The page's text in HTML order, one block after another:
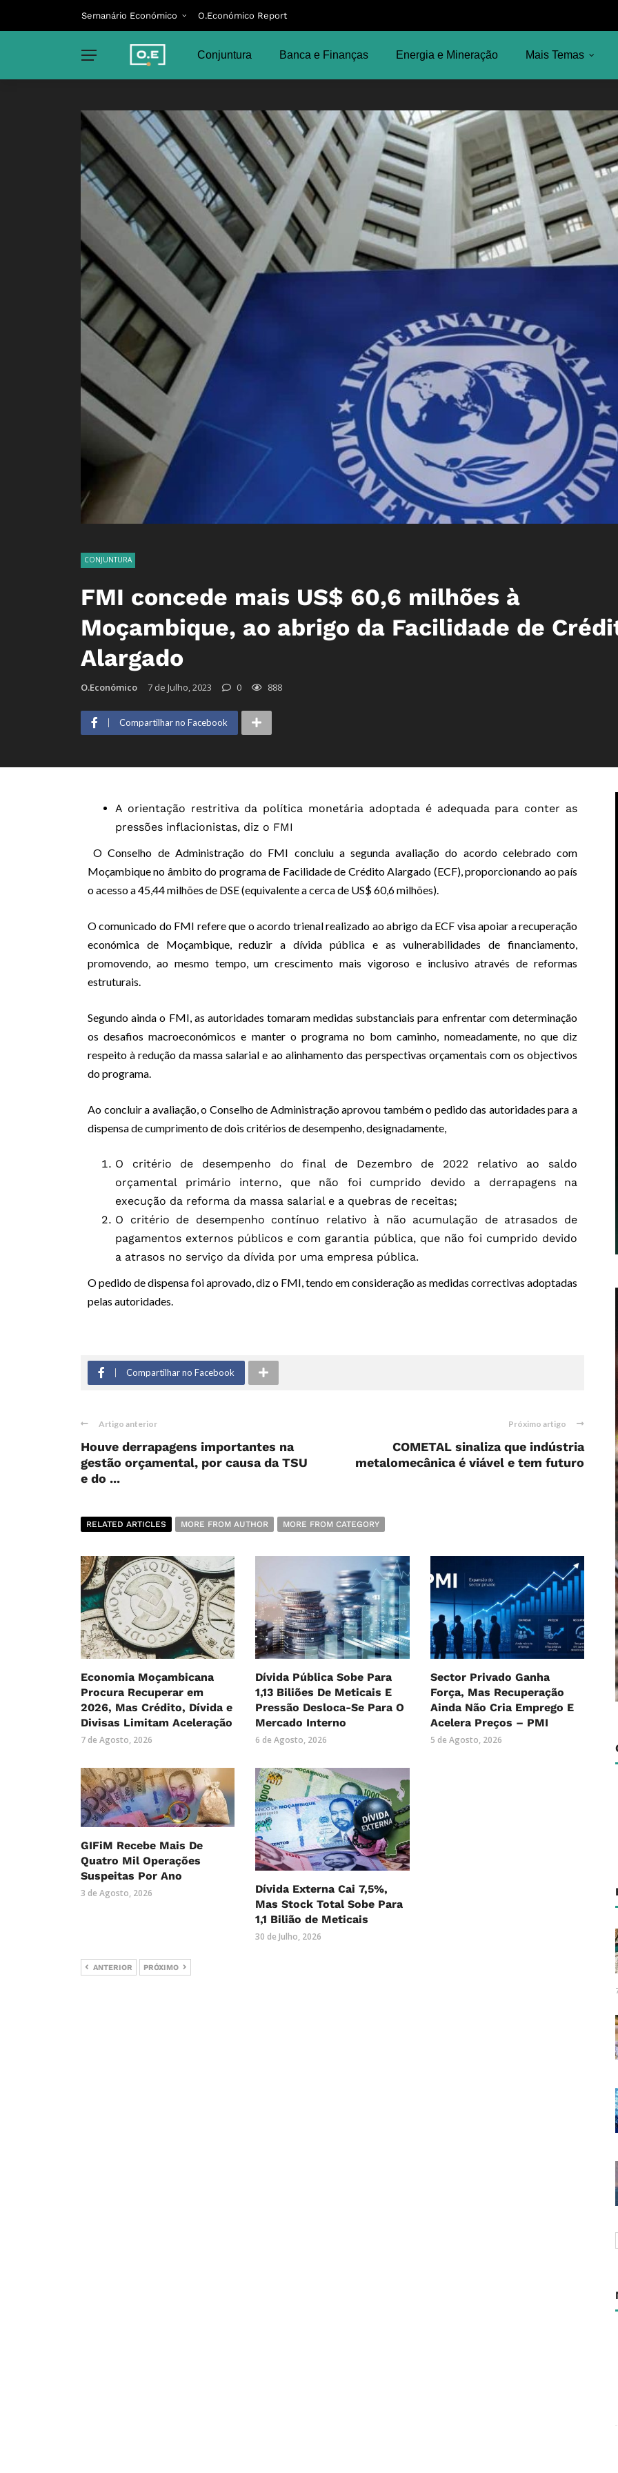
Semanário Económico O.Económico Report
Conjuntura Banca e Finanças Energia e Mineração Mais Temas
CONJUNTURA
FMI concede mais US$ 60,6 milhões à
Moçambique, ao abrigo da Facilidade de
Alargado
O.Económico 7 de Julho, 2023 0 888
Compartilhar no Facebook
A orientação restritiva da política monetária adoptada é adequada para conter as
pressões inflacionistas, diz o FMI
O Conselho de Administração do FMI concluiu a segunda avaliação do acordo celebrado com
Moçambique no âmbito do programa de Facilidade de Crédito Alargado (ECF), proporcionando ao país
o acesso a 45,44 milhões de DSE (equivalente a cerca de US$ 60,6 milhões).
O comunicado do FMI refere que o acordo trienal realizado ao abrigo da ECF visa apoiar a recuperação
económica de Moçambique, reduzir a dívida pública e as vulnerabilidades de financiamento,
promovendo, ao mesmo tempo, um crescimento mais vigoroso e inclusivo através de reformas
estruturais.
Segundo ainda o FMI, as autoridades tomaram medidas substanciais para enfrentar com determinação
os desafios macroeconómicos e manter o programa no bom caminho, nomeadamente, no que diz
respeito à redução da massa salarial e ao alinhamento das perspectivas orçamentais com os objectivos
do programa.
Ao concluir a avaliação, o Conselho de Administração aprovou também o pedido das autoridades para a
dispensa de cumprimento de dois critérios de desempenho, designadamente,
O critério de desempenho do final de Dezembro de 2022 relativo ao saldo
orçamental primário interno, que não foi cumprido devido a derrapagens na
execução da reforma da massa salarial e a quebras de receitas;
O critério de desempenho contínuo relativo à não acumulação de atrasados de
pagamentos externos públicos e com garantia pública, que não foi cumprido devido
a atrasos no serviço da dívida por uma empresa pública.
O pedido de dispensa foi aprovado, diz o FMI, tendo em consideração as medidas correctivas adoptadas
pelas autoridades.
Compartilhar no Facebook
Artigo anterior
Houve derrapagens importantes na
gestão orçamental, por causa da TSU
e do ...
Próximo artigo
COMETAL sinaliza que indústria
metalomecânica é viável e tem futuro
RELATED ARTICLES MORE FROM AUTHOR MORE FROM CATEGORY
Economia Moçambicana
Procura Recuperar em
2026, Mas Crédito, Dívida e
Divisas Limitam Aceleração
7 de Agosto, 2026
Dívida Pública Sobe Para
1,13 Biliões De Meticais E
Pressão Desloca-Se Para O
Mercado Interno
6 de Agosto, 2026
Sector Privado Ganha
Força, Mas Recuperação
Ainda Não Cria Emprego E
Acelera Preços – PMI
5 de Agosto, 2026
GIFiM Recebe Mais De
Quatro Mil Operações
Suspeitas Por Ano
3 de Agosto, 2026
Dívida Externa Cai 7,5%,
Mas Stock Total Sobe Para
1,1 Bilião de Meticais
30 de Julho, 2026
ANTERIOR PRÓXIMO